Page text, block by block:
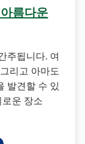
름다운
주됩니다. 여
리고 아마도
발견할 수 있
운 장소